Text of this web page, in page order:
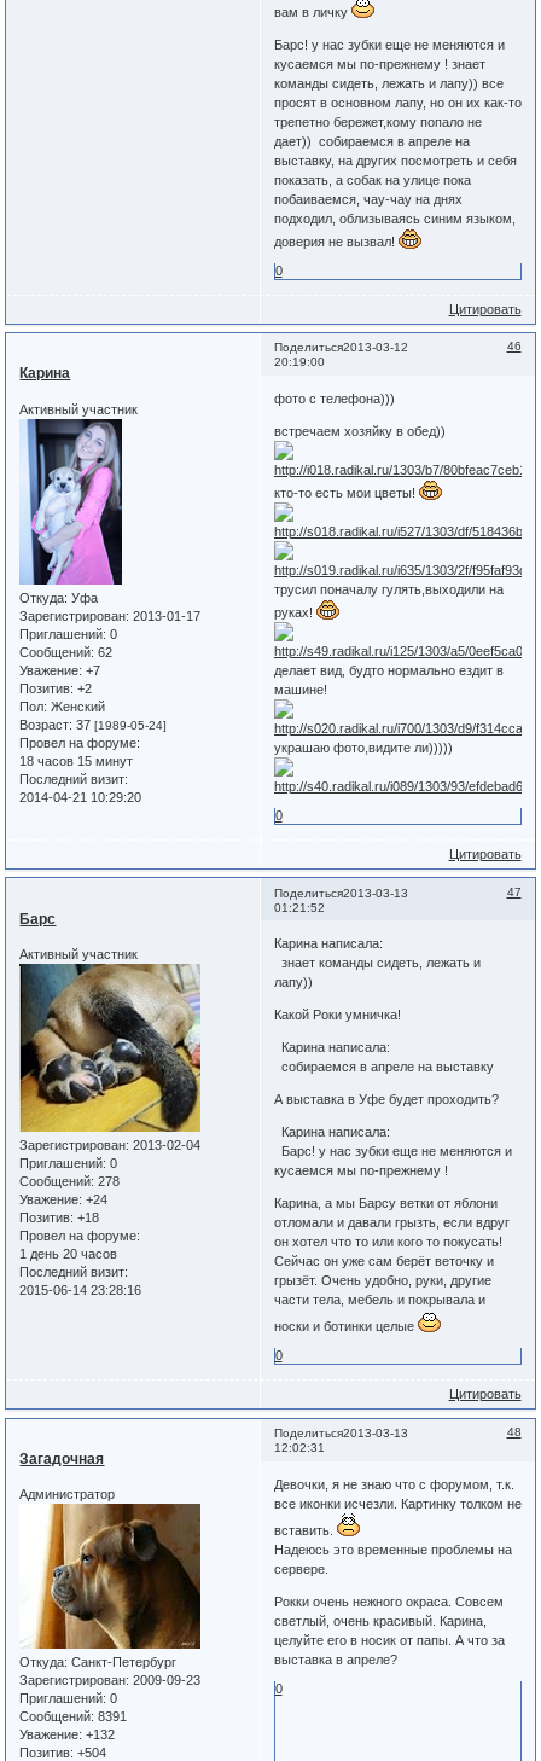
вам в личку
Барс! у нас зубки еще не меняются и
кусаемся мы по-прежнему ! знает
команды сидеть, лежать и лапу)) все
просят в основном лапу, но он их как-то
трепетно бережет,кому попало не
дает)) собираемся в апреле на
выставку, на других посмотреть и себя
показать, а собак на улице пока
побаиваемся, чау-чау на днях
подходил, облизываясь синим языком,
доверия не вызвал!
0
Цитировать
Поделиться 46
2013-03-12
20:19:00
Карина
Активный участник
Откуда: Уфа
Зарегистрирован: 2013-01-17
Приглашений: 0
Сообщений: 62
Уважение: +7
Позитив: +2
Пол: Женский
Возраст: 37[1989-05-24]
Провел на форуме:
18 часов 15 минут
Последний визит:
2014-04-21 10:29:20
фото с телефона)))
встречаем хозяйку в обед))
кто-то есть мои цветы!
трусил поначалу гулять,выходили на
руках!
делает вид, будто нормально ездит в
машине!
украшаю фото,видите ли)))))
0
Цитировать
Поделиться 47
2013-03-13
01:21:52
Барс
Активный участник
Зарегистрирован: 2013-02-04
Приглашений: 0
Сообщений: 278
Уважение: +24
Позитив: +18
Провел на форуме:
1 день 20 часов
Последний визит:
2015-06-14 23:28:16
Карина написала:
знает команды сидеть, лежать и
лапу))
Какой Роки умничка!
Карина написала:
собираемся в апреле на выставку
А выставка в Уфе будет проходить?
Карина написала:
Барс! у нас зубки еще не меняются и
кусаемся мы по-прежнему !
Карина, а мы Барсу ветки от яблони
отломали и давали грызть, если вдруг
он хотел что то или кого то покусать!
Сейчас он уже сам берёт веточку и
грызёт. Очень удобно, руки, другие
части тела, мебель и покрывала и
носки и ботинки целые
0
Цитировать
Поделиться 48
2013-03-13
12:02:31
Загадочная
Администратор
Откуда: Санкт-Петербург
Зарегистрирован: 2009-09-23
Приглашений: 0
Сообщений: 8391
Уважение: +132
Позитив: +504
Девочки, я не знаю что с форумом, т.к.
все иконки исчезли. Картинку толком не
вставить.
Надеюсь это временные проблемы на
сервере.
Рокки очень нежного окраса. Совсем
светлый, очень красивый. Карина,
целуйте его в носик от папы. А что за
выставка в апреле?
0